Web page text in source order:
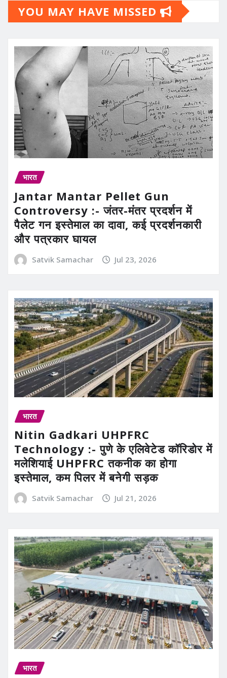
YOU MAY HAVE MISSED
भारत
Jantar Mantar Pellet Gun
Controversy :- जंतर-मंतर प्रदर्शन में
पैलेट गन इस्तेमाल का दावा, कई प्रदर्शनकारी
और पत्रकार घायल
Satvik Samachar Jul 23, 2026
भारत
Nitin Gadkari UHPFRC
Technology :- पुणे के एलिवेटेड कॉरिडोर में
मलेशियाई UHPFRC तकनीक का होगा
इस्तेमाल, कम पिलर में बनेगी सड़क
Satvik Samachar Jul 21, 2026
भारत